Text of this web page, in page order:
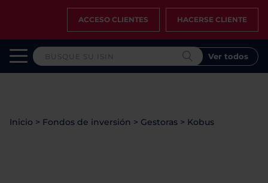
ACCESO CLIENTES HACERSE CLIENTE
Ver todos
Inicio > Fondos de inversión > Gestoras > Kobus